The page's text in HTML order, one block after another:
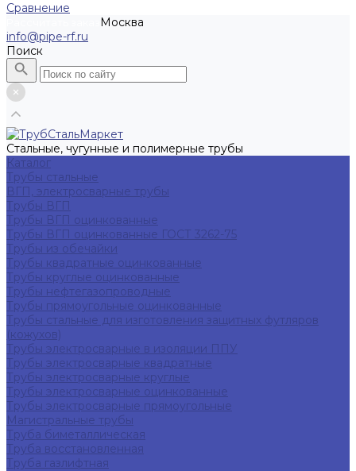
Сравнение
Москва
info@pipe-rf.ru
Поиск
Стальные, чугунные и полимерные трубы
Каталог
Трубы стальные
ВГП, электросварные трубы
Трубы ВГП
Трубы ВГП оцинкованные
Трубы ВГП оцинкованные ГОСТ 3262-75
Трубы из обечайки
Трубы квадратные оцинкованные
Трубы круглые оцинкованные
Трубы нефтегазопроводные
Трубы прямоугольные оцинкованные
Трубы стальные для изготовления защитных футляров
(кожухов)
Трубы электросварные в изоляции ППУ
Трубы электросварные квадратные
Трубы электросварные круглые
Трубы электросварные оцинкованные
Трубы электросварные прямоугольные
Магистральные трубы
Труба биметаллическая
Труба восстановленная
Труба газлифтная